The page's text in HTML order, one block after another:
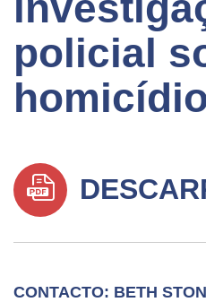
policial
CONTACTO: BETH